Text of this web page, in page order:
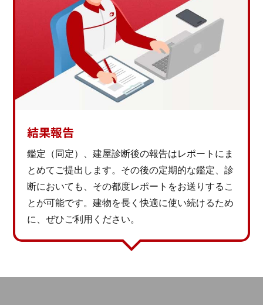
結果報告
鑑定（同定）、建屋診断後の報告はレポートにま
とめてご提出します。その後の定期的な鑑定、診
断においても、その都度レポートをお送りするこ
とが可能です。建物を長く快適に使い続けるため
に、ぜひご利用ください。